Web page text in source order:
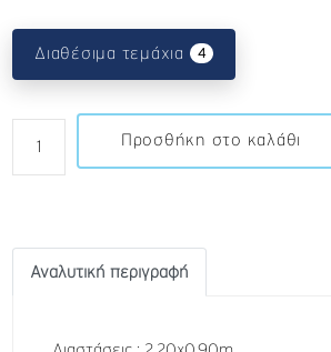
Διαθέσιμα τεμάχια 4 u
n
a
e
Προσθήκη στο καλάθι
Αναλυτική περιγραφή